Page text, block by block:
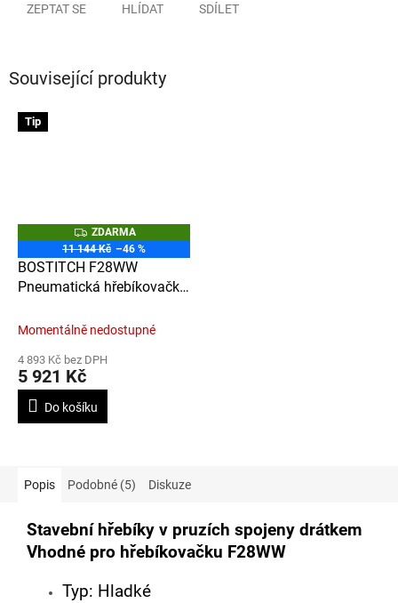
ZEPTAT SE HLÍDAT SDÍLET
Související produkty
Tip
Z
D
A
R
M
A
ZDARMA
11 144 Kč –46 %
BOSTITCH F28WW
Pneumatická hřebíkovačka
hřebíky N16 spojené
sklonem zásobníku 28°
Momentálně nedostupné
4 893 Kč bez DPH
5 921 Kč
Do košíku
Popis Podobné (5) Diskuze
Stavební hřebíky v pruzích spojeny drátkem
Vhodné pro hřebíkovačku F28WW
Typ: Hladké